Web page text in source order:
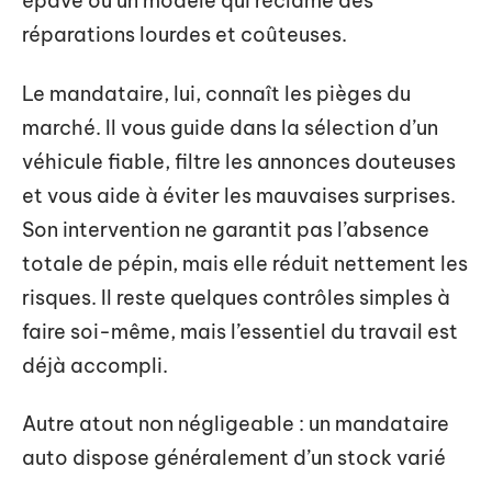
réparations lourdes et coûteuses.
Le mandataire, lui, connaît les pièges du
marché. Il vous guide dans la sélection d’un
véhicule fiable, filtre les annonces douteuses
et vous aide à éviter les mauvaises surprises.
Son intervention ne garantit pas l’absence
totale de pépin, mais elle réduit nettement les
risques. Il reste quelques contrôles simples à
faire soi-même, mais l’essentiel du travail est
déjà accompli.
Autre atout non négligeable : un mandataire
auto dispose généralement d’un stock varié